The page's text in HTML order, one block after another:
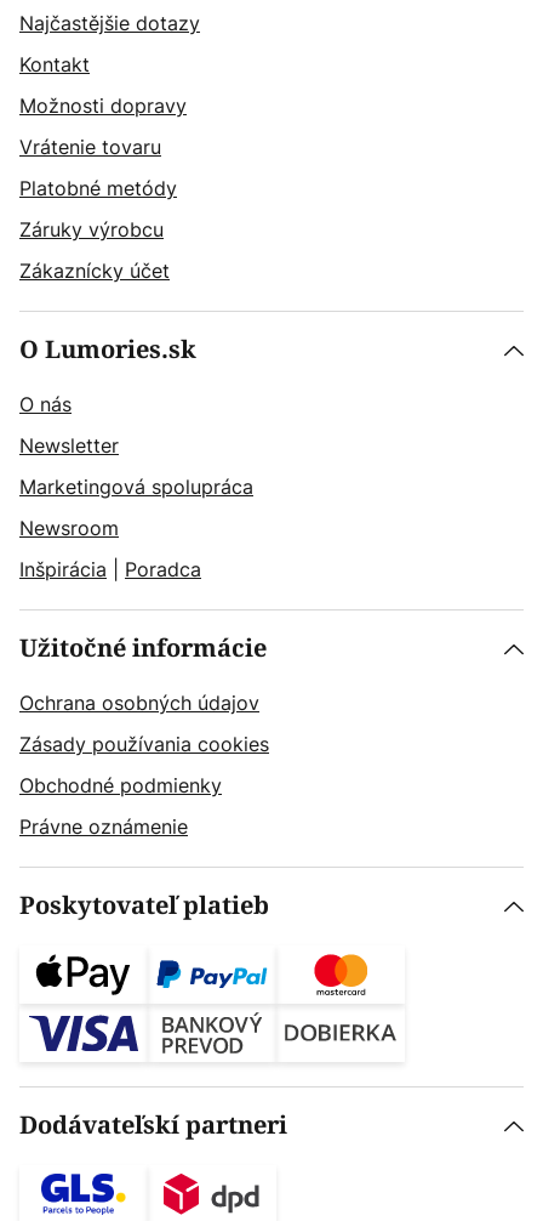
Najčastějšie dotazy
Kontakt
Možnosti dopravy
Vrátenie tovaru
Platobné metódy
Záruky výrobcu
Zákaznícky účet
O Lumories.sk
O nás
Newsletter
Marketingová spolupráca
Newsroom
Inšpirácia
Poradca
Užitočné informácie
Ochrana osobných údajov
Zásady používania cookies
Obchodné podmienky
Právne oznámenie
Poskytovateľ platieb
Dodávateľskí partneri